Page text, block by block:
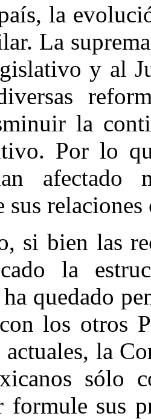
la
La
y al
la
Por lo
sus
si bien las
la
quedado
los otros
la
sólo
formule sus